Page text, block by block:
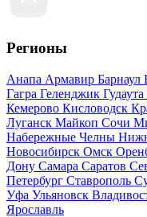
Регионы
Анапа Армавир Барнаул
Гагра Геленджик Гудаута
Кемерово Кисловодск
Луганск Майкоп Сочи
Набережные Челны
Новосибирск Омск
Дону Самара Саратов
Петербург Ставрополь
Уфа Ульяновск
Ярославль